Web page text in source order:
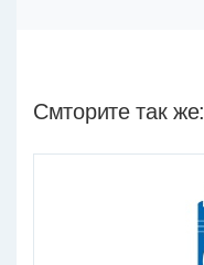
Смторите так же: